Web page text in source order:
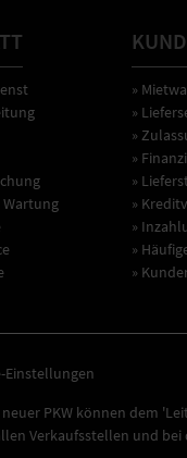
Wartung
»
»
»
»
»
»
»
»
»
Einstellungen
PKW können dem
Verkaufsstellen und bei